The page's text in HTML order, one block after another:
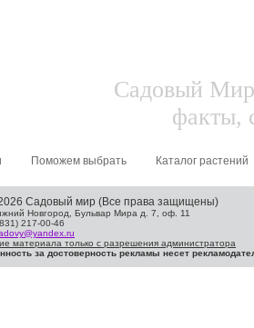
Садовый
факты,
Поможем выбрать Каталог растений
Садовый мир (Все права защищены)
Новгород, Бульвар Мира д. 7, оф. 11
217-00-46
материала только с разрешения администратора
за достоверность рекламы несет